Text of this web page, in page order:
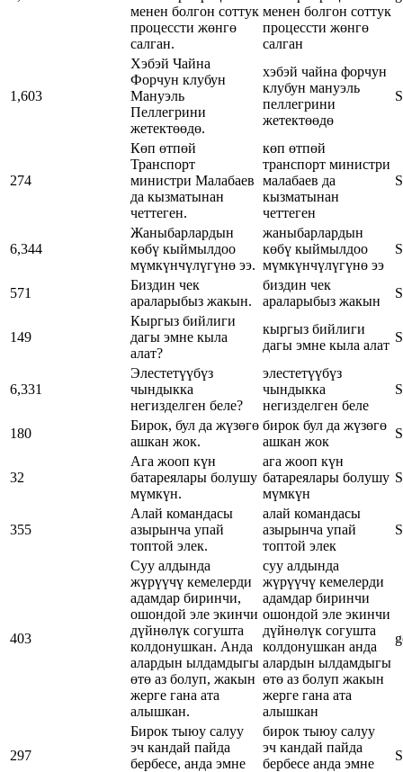
менен болгон соттук
процессти жөнгө
салган.
менен болгон соттук
процессти жөнгө
салган
1,603
Хэбэй Чайна
Форчун клубун
Мануэль
Пеллегрини
жетектөөдө.
хэбэй чайна форчун
клубун мануэль
пеллегрини
жетектөөдө
274
Көп өтпөй
Транспорт
министри Малабаев
да кызматынан
четтеген.
көп өтпөй
транспорт министри
малабаев да
кызматынан
четтеген
6,344
Жаныбарлардын
көбү кыймылдоо
мүмкүнчүлүгүнө ээ.
жаныбарлардын
көбү кыймылдоо
мүмкүнчүлүгүнө ээ
571
Биздин чек
араларыбыз жакын.
биздин чек
араларыбыз жакын
149
Кыргыз бийлиги
дагы эмне кыла
алат?
кыргыз бийлиги
дагы эмне кыла алат
6,331
Элестетүүбүз
чындыкка
негизделген беле?
элестетүүбүз
чындыкка
негизделген беле
180
Бирок, бул да жүзөгө
ашкан жок.
бирок бул да жүзөгө
ашкан жок
32
Ага жооп күн
батареялары болушу
мүмкүн.
ага жооп күн
батареялары болушу
мүмкүн
355
Алай командасы
азырынча упай
топтой элек.
алай командасы
азырынча упай
топтой элек
403
Суу алдында
жүрүүчү кемелерди
адамдар биринчи,
ошондой эле экинчи
дүйнөлүк согушта
колдонушкан. Анда
алардын ылдамдыгы
өтө аз болуп, жакын
жерге гана ата
алышкан.
суу алдында
жүрүүчү кемелерди
адамдар биринчи
ошондой эле экинчи
дүйнөлүк согушта
колдонушкан анда
алардын ылдамдыгы
өтө аз болуп жакын
жерге гана ата
алышкан
297
Бирок тыюу салуу
эч кандай пайда
бербесе, анда эмне
бирок тыюу салуу
эч кандай пайда
бербесе анда эмне